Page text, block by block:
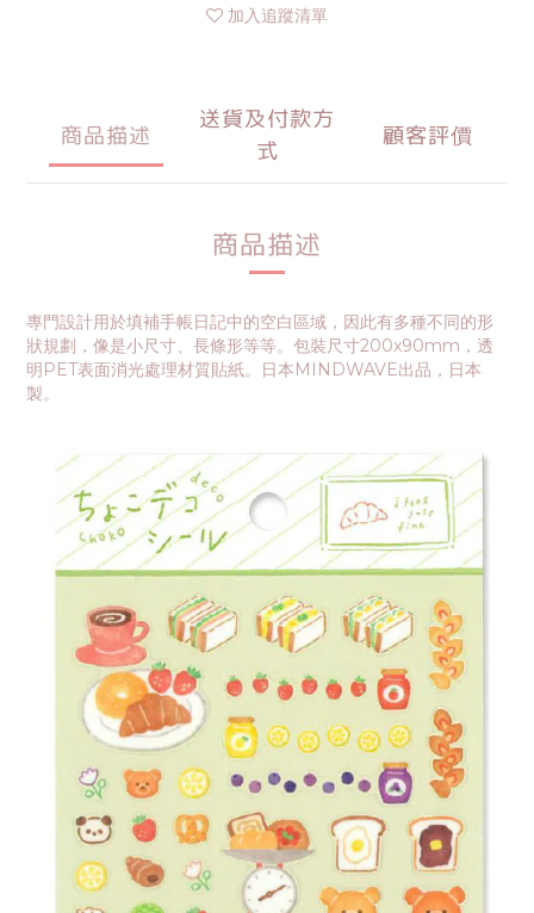
加入追蹤清單
商品描述
送貨及付款方
式
顧客評價
商品描述
專門設計用於填補手帳日記中的空白區域，因此有多種不同的形
狀規劃，像是小尺寸、長條形等等。包裝尺寸200x90mm，透
明PET表面消光處理材質貼紙。日本MINDWAVE出品，日本
製。